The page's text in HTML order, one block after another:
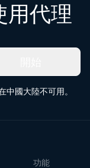
用代理
中國大陸不可用。
功能